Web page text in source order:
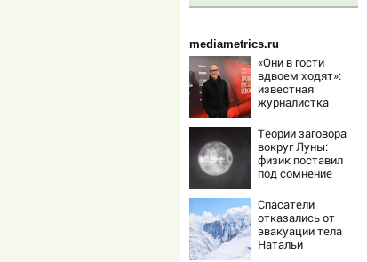
mediametrics.ru
«Они в гости
вдвоем ходят»:
известная
журналистка
роман
Бондарчука и
Исаковой
Теории заговора
вокруг Луны:
физик поставил
под сомнение
Спасатели
отказались от
эвакуации тела
Натальи